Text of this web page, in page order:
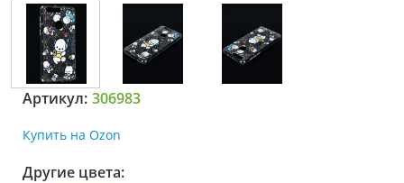
Артикул: 306983
Купить на Ozon
Другие цвета: